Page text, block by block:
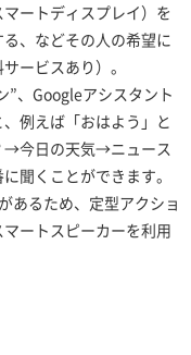
ートディスプレイ）を
、などその人の希望に
ービスあり）。
”、Googleアシスタント
例えば「おはよう」と
→今日の天気→ニュース
聞くことができます。
あるため、定型アクショ
ートスピーカーを利用